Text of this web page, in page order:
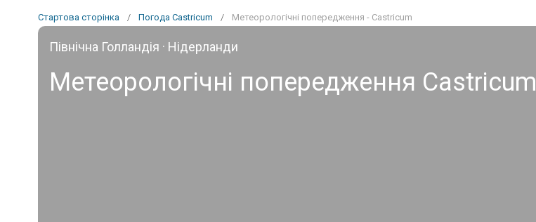
Стартова сторінка / Погода Castricum / Метеорологічні попередження - Castricum
Північна Голландія · Нідерланди
Метеорологічні попередження Castricum